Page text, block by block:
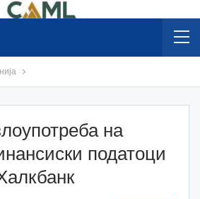
на
податоци